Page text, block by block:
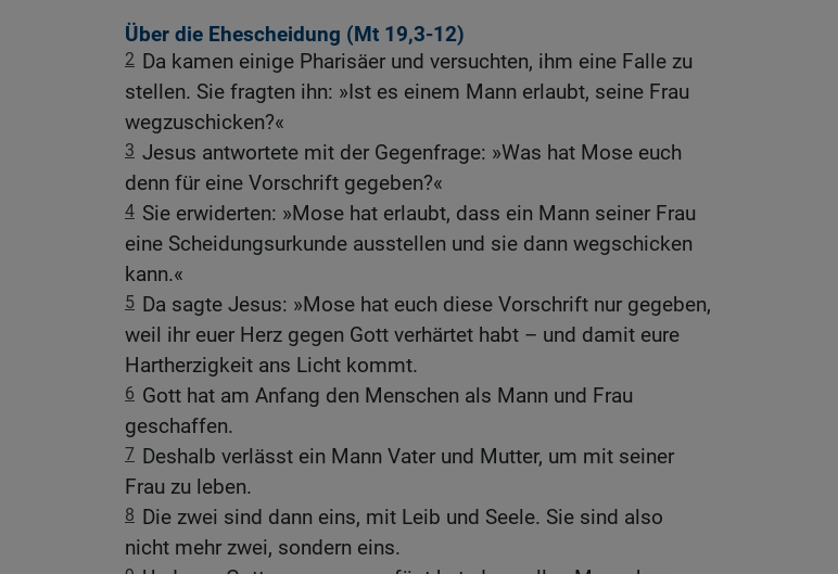
Über die Ehescheidung (Mt 19,3-12)
2 Da kamen einige Pharisäer und versuchten, ihm eine Falle zu
stellen. Sie fragten ihn: »Ist es einem Mann erlaubt, seine Frau
wegzuschicken?«
3 Jesus antwortete mit der Gegenfrage: »Was hat Mose euch
denn für eine Vorschrift gegeben?«
4 Sie erwiderten: »Mose hat erlaubt, dass ein Mann seiner Frau
eine Scheidungsurkunde ausstellen und sie dann wegschicken
kann.«
5 Da sagte Jesus: »Mose hat euch diese Vorschrift nur gegeben,
weil ihr euer Herz gegen Gott verhärtet habt – und damit eure
Hartherzigkeit ans Licht kommt.
6 Gott hat am Anfang den Menschen als Mann und Frau
geschaffen.
7 Deshalb verlässt ein Mann Vater und Mutter, um mit seiner
Frau zu leben.
8 Die zwei sind dann eins, mit Leib und Seele. Sie sind also
nicht mehr zwei, sondern eins.